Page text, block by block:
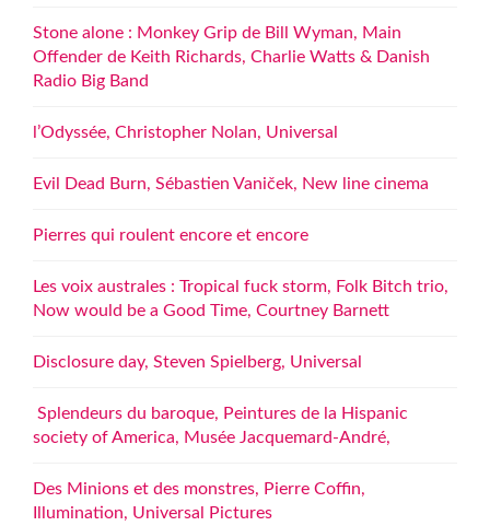
Stone alone : Monkey Grip de Bill Wyman, Main
Offender de Keith Richards, Charlie Watts & Danish
Radio Big Band
l’Odyssée, Christopher Nolan, Universal
Evil Dead Burn, Sébastien Vaniček, New line cinema
Pierres qui roulent encore et encore
Les voix australes : Tropical fuck storm, Folk Bitch trio,
Now would be a Good Time, Courtney Barnett
Disclosure day, Steven Spielberg, Universal
Splendeurs du baroque, Peintures de la Hispanic
society of America, Musée Jacquemard-André,
Des Minions et des monstres, Pierre Coffin,
Illumination, Universal Pictures